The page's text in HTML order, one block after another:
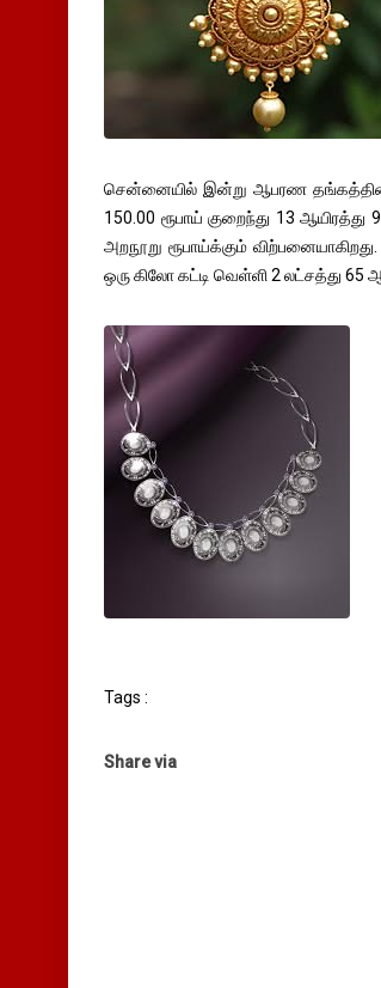
சென்னையில் இன்று ஆபரண தங்கத்தின்
150.00 ரூபாய் குறைந்து 13 ஆயிரத்து
அறநூறு ரூபாய்க்கும்
ஒரு கிலோ கட்டி வெள்ளி 2 லட்சத்து 65
Tags :
Share via